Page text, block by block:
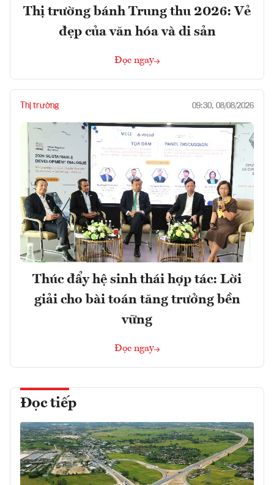
Thị trường bánh Trung thu 2026: Vẻ
đẹp của văn hóa và di sản
Đọc ngay
Thị trường 09:30, 08/08/2026
Thúc đẩy hệ sinh thái hợp tác: Lời
giải cho bài toán tăng trưởng bền
vững
Đọc ngay
Đọc tiếp